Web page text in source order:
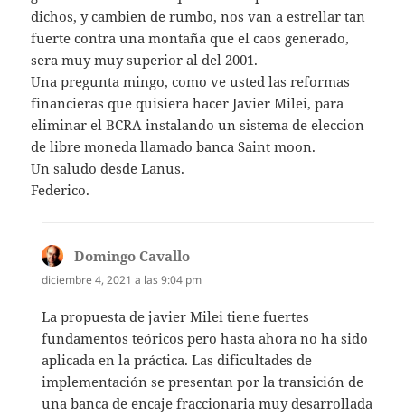
dichos, y cambien de rumbo, nos van a estrellar tan
fuerte contra una montaña que el caos generado,
sera muy muy superior al del 2001.
Una pregunta mingo, como ve usted las reformas
financieras que quisiera hacer Javier Milei, para
eliminar el BCRA instalando un sistema de eleccion
de libre moneda llamado banca Saint moon.
Un saludo desde Lanus.
Federico.
Domingo Cavallo
diciembre 4, 2021 a las 9:04 pm
La propuesta de javier Milei tiene fuertes
fundamentos teóricos pero hasta ahora no ha sido
aplicada en la práctica. Las dificultades de
implementación se presentan por la transición de
una banca de encaje fraccionaria muy desarrollada